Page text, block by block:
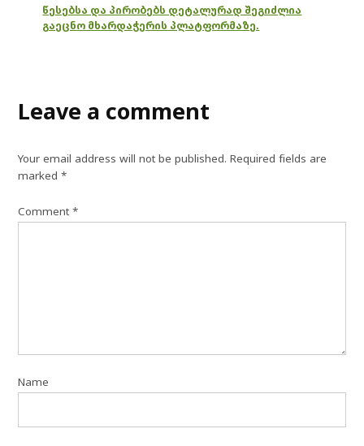
წესებსა და პირობებს დეტალურად შეგიძლია
გაეცნო მხარდაჭერის პლატფორმაზე.
Leave a comment
Your email address will not be published. Required fields are
marked*
Comment*
Name